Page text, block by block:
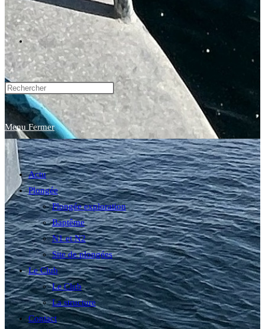
Toggle
website
search
Menu Fermer
Actu
Plongée
Plongée exploration
Baptême
N1 et N2
Site de plongées
Le Club
Le Club
La structure
Contact